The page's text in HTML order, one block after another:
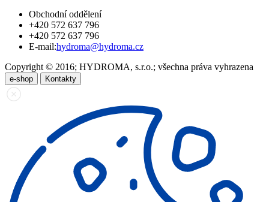
Obchodní oddělení
+420 572 637 796
+420 572 637 796
E-mail:hydroma@hydroma.cz
Copyright © 2016; HYDROMA, s.r.o.; všechna práva vyhrazena
e-shop Kontakty